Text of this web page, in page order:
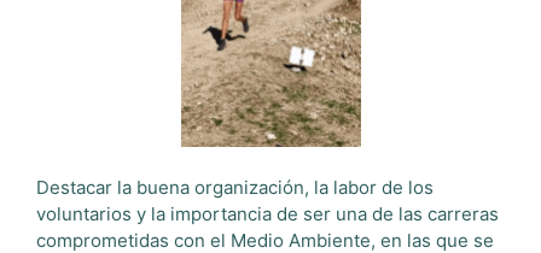
Destacar la buena organización, la labor de los
voluntarios y la importancia de ser una de las carreras
comprometidas con el Medio Ambiente, en las que se